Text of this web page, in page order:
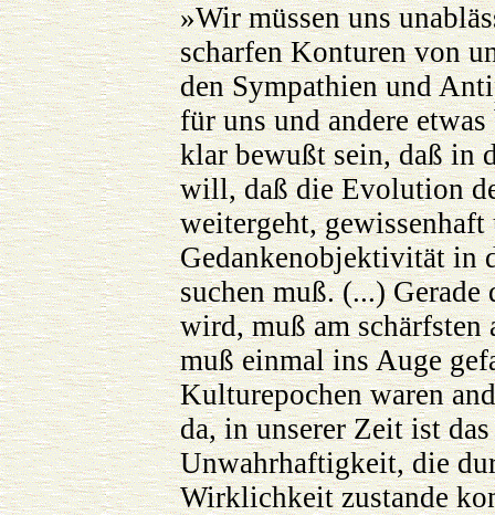
»Wir müssen uns
scharfen Konturen von
den Sympathien und
für uns und andere
klar bewußt sein, daß in
will, daß die Evolution
weitergeht,
Gedankenobjektivität in
suchen muß. (...)
wird, muß am schärfsten
muß einmal ins Auge
Kulturepochen waren
da, in unserer Zeit ist
Unwahrhaftigkeit, die
Wirklichkeit zustande